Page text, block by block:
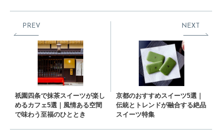
PREV
祇園四条で抹茶スイーツが楽し
めるカフェ5選｜風情ある空間
で味わう至福のひととき
NEXT
京都のおすすめスイーツ5選｜
伝統とトレンドが融合する絶品
スイーツ特集